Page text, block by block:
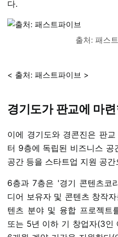
다.
출처: 패스
< 출처: 패스트파이브 >
경기도가 판교에 마
이에 경기도와 경콘진은 판
터 9층에 독립된 비즈니스 공
공간 등을 스타트업 지원 공
6층과 7층은 '경기 콘텐츠코
디어 보유자 및 콘텐츠 창작
텐츠 분야 및 융합 프로젝트
또는 5년 이하 기 창업자(3인